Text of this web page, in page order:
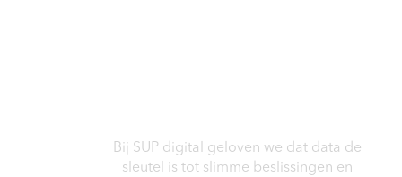
Bij SUP digital geloven we dat data de
sleutel is tot slimme beslissingen en